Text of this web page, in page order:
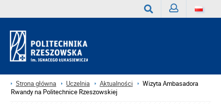
Strona główna Uczelnia Aktualności
Wizyta Ambasadora
Rwandy na Politechnice Rzeszowskiej